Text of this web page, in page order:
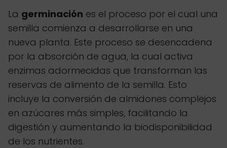
La germinación es el proceso por el cual una
semilla comienza a desarrollarse en una
nueva planta. Este proceso se desencadena
por la absorción de agua, la cual activa
enzimas adormecidas que transforman las
reservas de alimento de la semilla. Esto
incluye la conversión de almidones complejos
en azúcares más simples, facilitando la
digestión y aumentando la biodisponibilidad
de los nutrientes.